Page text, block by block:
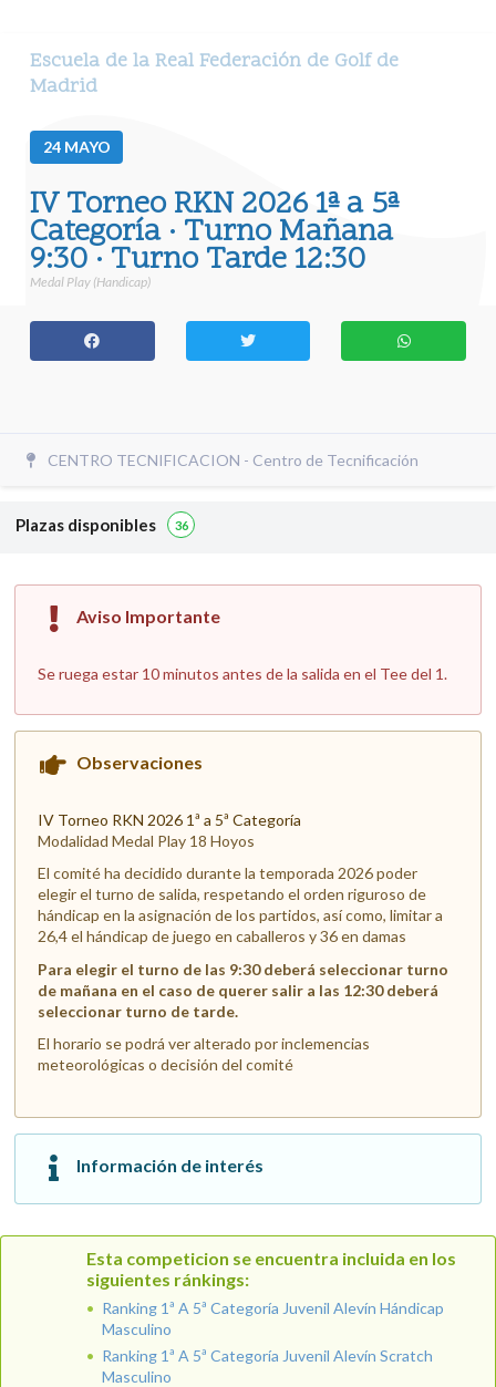
Escuela de la Real Federación de Golf de
Madrid
24 MAYO
IV Torneo RKN 2026 1ª a 5ª
Categoría · Turno Mañana
9:30 · Turno Tarde 12:30
Medal Play (Handicap)
CENTRO TECNIFICACION - Centro de Tecnificación
Plazas disponibles 36
Aviso Importante
Se ruega estar 10 minutos antes de la salida en el Tee del 1.
Observaciones
IV Torneo RKN 2026 1ª a 5ª Categoría
Modalidad Medal Play 18 Hoyos
El comité ha decidido durante la temporada 2026 poder
elegir el turno de salida, respetando el orden riguroso de
hándicap en la asignación de los partidos, así como, limitar a
26,4 el hándicap de juego en caballeros y 36 en damas
Para elegir el turno de las 9:30 deberá seleccionar turno
de mañana en el caso de querer salir a las 12:30 deberá
seleccionar turno de tarde.
El horario se podrá ver alterado por inclemencias
meteorológicas o decisión del comité
Información de interés
Esta competicion se encuentra incluida en los
siguientes ránkings:
Ranking 1ª A 5ª Categoría Juvenil Alevín Hándicap
Masculino
Ranking 1ª A 5ª Categoría Juvenil Alevín Scratch
Masculino